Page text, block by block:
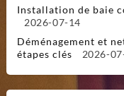
Installation de baie
2026-07-14
Déménagement et
étapes clés
2026-